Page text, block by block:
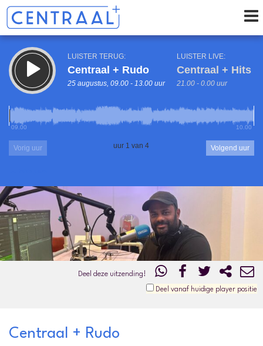
LUISTER TERUG:
Centraal + Rudo
25 augustus, 09.00 - 13.00 uur
LUISTER LIVE:
Centraal + Hits
21.00 - 0.00 uur
09.00 10.00
Vorig uur uur 1 van 4 Volgend uur
Deel deze uitzending!
Deel vanaf huidige player positie
Centraal + Rudo